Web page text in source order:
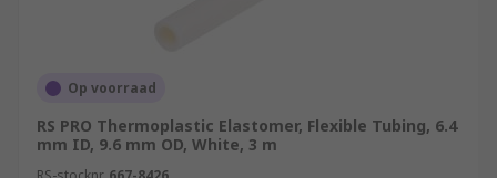
Op voorraad
RS PRO Thermoplastic Elastomer, Flexible Tubing, 6.4
mm ID, 9.6 mm OD, White, 3 m